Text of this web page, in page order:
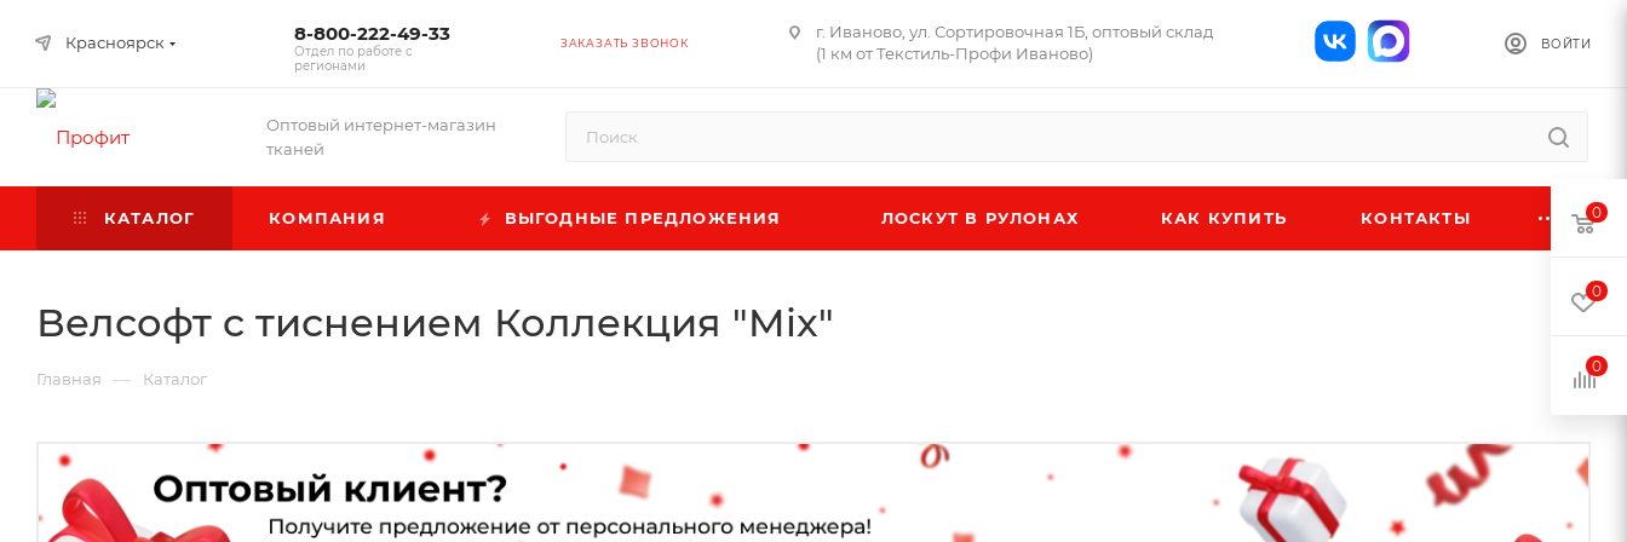
Красноярск 8-800-222-49-33
Отдел по работе с
регионами
ЗАКАЗАТЬ ЗВОНОК
г. Иваново, ул. Сортировочная 1Б, оптовый склад
(1 км от Текстиль-Профи Иваново)
ВОЙТИ
Оптовый интернет-магазин
тканей
КАТАЛОГ КОМПАНИЯ ВЫГОДНЫЕ ПРЕДЛОЖЕНИЯ ЛОСКУТ В РУЛОНАХ КАК КУПИТЬ КОНТАКТЫ
Велсофт c тиснением Коллекция "Mix"
Главная — Каталог
0
0
0